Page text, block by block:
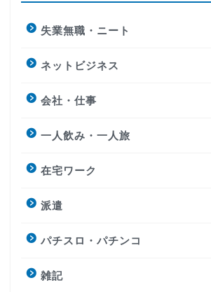
失業無職・ニート
ネットビジネス
会社・仕事
一人飲み・一人旅
在宅ワーク
派遣
パチスロ・パチンコ
雑記